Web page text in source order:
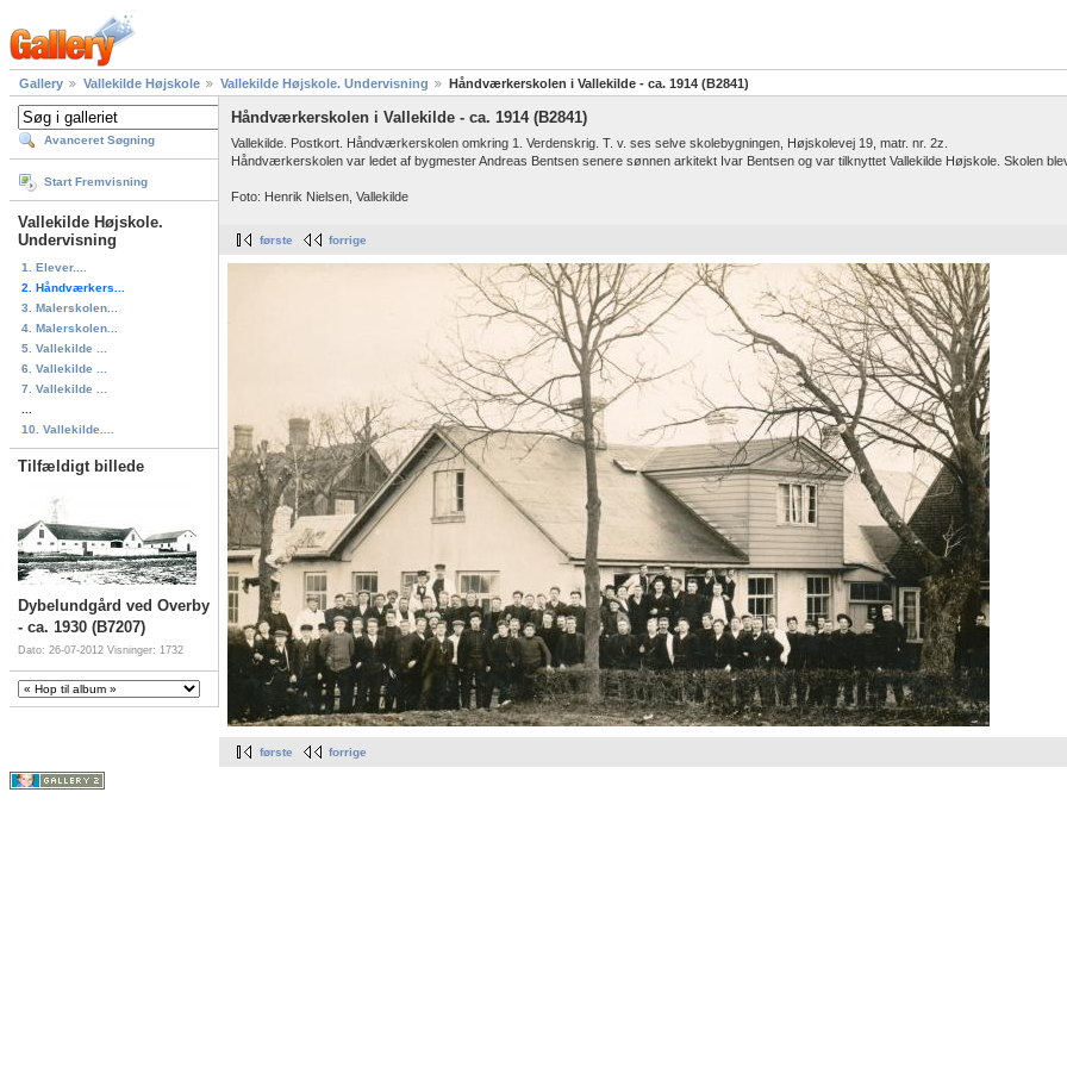
Gallery Vallekilde Højskole Vallekilde Højskole. Undervisning Håndværkerskolen i Vallekilde - ca. 1914 (B2841)
Avanceret Søgning
Start Fremvisning
Vallekilde Højskole.
Undervisning
1. Elever....
2. Håndværkers...
3. Malerskolen...
4. Malerskolen...
5. Vallekilde ...
6. Vallekilde ...
7. Vallekilde ...
10. Vallekilde....
Tilfældigt billede
Dybelundgård ved Overby
- ca. 1930 (B7207)
Dato: 26-07-2012 Visninger: 1732
Håndværkerskolen i Vallekilde - ca. 1914 (B2841)
Vallekilde. Postkort. Håndværkerskolen omkring 1. Verdenskrig. T. v. ses selve skolebygningen, Højskolevej 19, matr. nr. 2z.
Håndværkerskolen var ledet af bygmester Andreas Bentsen senere sønnen arkitekt Ivar Bentsen og var tilknyttet Vallekilde Højskole. Skolen
Foto: Henrik Nielsen, Vallekilde
første forrige
første forrige